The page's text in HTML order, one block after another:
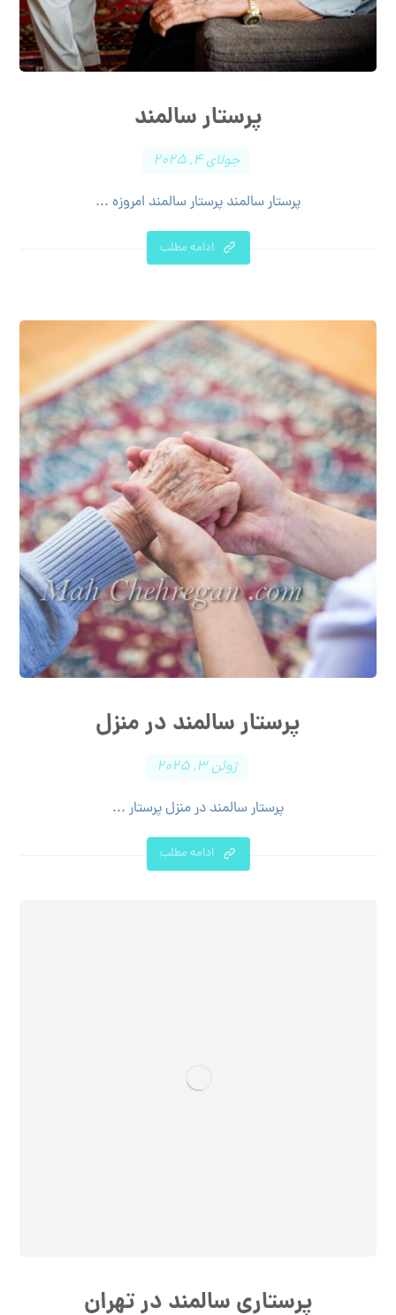
پرستار سالمند
جولای ۴, ۲۰۲۵
پرستار سالمند پرستار سالمند امروزه ...
ادامه مطلب
پرستار سالمند در منزل
ژوئن ۳, ۲۰۲۵
پرستار سالمند در منزل پرستار ...
ادامه مطلب
پرستاری سالمند در تهران